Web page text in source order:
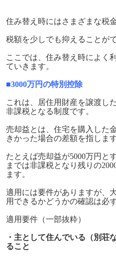
住み替え時にはさまざまな税
税額を少しでも抑えることが
ここでは、住み替え時によく
ていきます。
■3000万円の特別控除
これは、居住用財産を譲渡し
非課税となる制度です。
売却益とは、住宅を購入した
きかった場合の差額を指します
たとえば売却益が5000万円と
までは非課税となり残りの
ます。
適用には要件がありますが、
用できるかどうかの確認は必
適用要件（一部抜粋）
・主として住んでいる（別荘
ること